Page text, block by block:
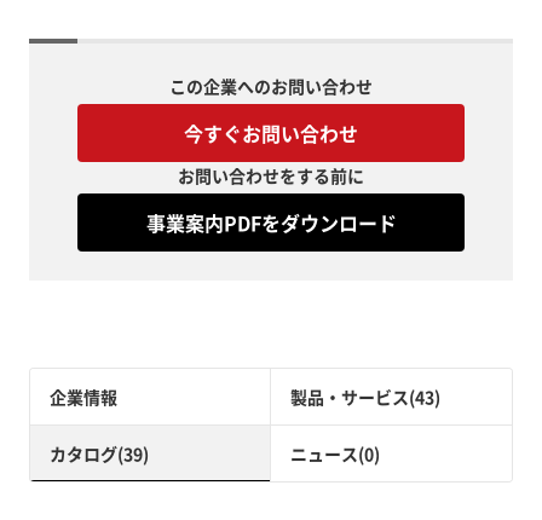
この企業へのお問い合わせ
今すぐお問い合わせ
お問い合わせをする前に
事業案内PDFをダウンロード
企業情報 製品・サービス(43)
カタログ(39) ニュース(0)